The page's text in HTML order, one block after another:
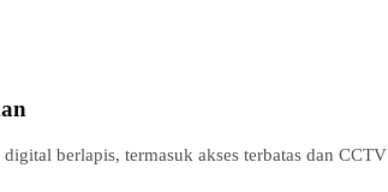
berlapis, termasuk akses terbatas dan